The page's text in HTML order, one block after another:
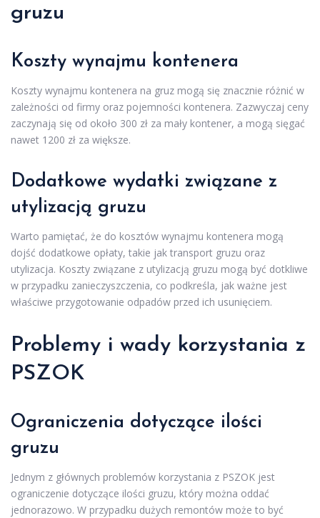
gruzu
Koszty wynajmu kontenera
Koszty wynajmu kontenera na gruz mogą się znacznie różnić w
zależności od firmy oraz pojemności kontenera. Zazwyczaj ceny
zaczynają się od około 300 zł za mały kontener, a mogą sięgać
nawet 1200 zł za większe.
Dodatkowe wydatki związane z
utylizacją gruzu
Warto pamiętać, że do kosztów wynajmu kontenera mogą
dojść dodatkowe opłaty, takie jak transport gruzu oraz
utylizacja. Koszty związane z utylizacją gruzu mogą być dotkliwe
w przypadku zanieczyszczenia, co podkreśla, jak ważne jest
właściwe przygotowanie odpadów przed ich usunięciem.
Problemy i wady korzystania z
PSZOK
Ograniczenia dotyczące ilości
gruzu
Jednym z głównych problemów korzystania z PSZOK jest
ograniczenie dotyczące ilości gruzu, który można oddać
jednorazowo. W przypadku dużych remontów może to być